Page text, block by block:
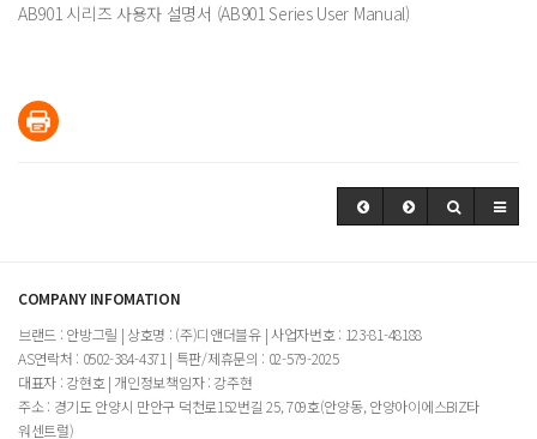
AB901 시리즈 사용자 설명서 (AB901 Series User Manual)
COMPANY INFOMATION
브랜드 : 안방그릴 | 상호명 : (주)디앤더블유 | 사업자번호 : 123-81-48188
AS연락처 : 0502-384-4371 | 특판/제휴문의 : 02-579-2025
대표자 : 강현호 | 개인정보책임자 : 강주현
주소 : 경기도 안양시 만안구 덕천로152번길 25, 709호(안양동, 안양아이에스BIZ타
워센트럴)